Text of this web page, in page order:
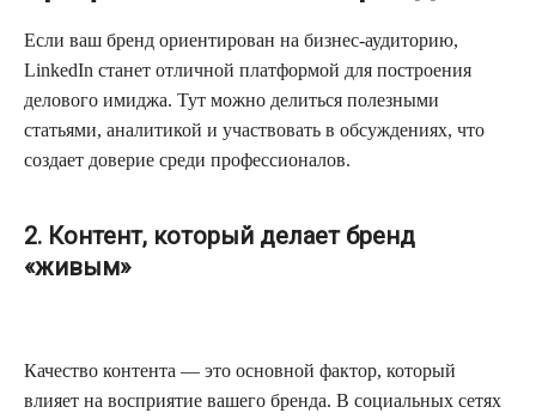
Если ваш бренд ориентирован на бизнес-аудиторию,
LinkedIn станет отличной платформой для построения
делового имиджа. Тут можно делиться полезными
статьями, аналитикой и участвовать в обсуждениях, что
создает доверие среди профессионалов.
2. Контент, который делает бренд
«живым»
Качество контента — это основной фактор, который
влияет на восприятие вашего бренда. В социальных сетях